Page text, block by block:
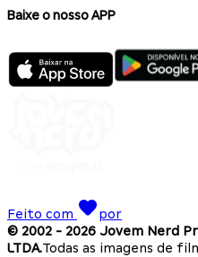
Baixe o nosso APP
Feito com
por
© 2002 - 2026 Jovem Nerd
LTDA.Todas as imagens de